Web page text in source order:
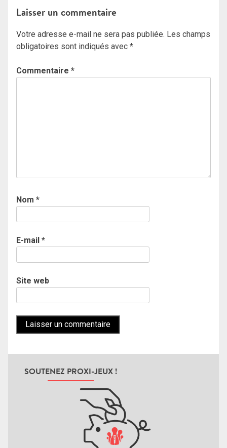
l’article
Laisser un commentaire
Votre adresse e-mail ne sera pas publiée. Les champs
obligatoires sont indiqués avec *
Commentaire *
Nom *
E-mail *
Site web
SOUTENEZ PROXI-JEUX !